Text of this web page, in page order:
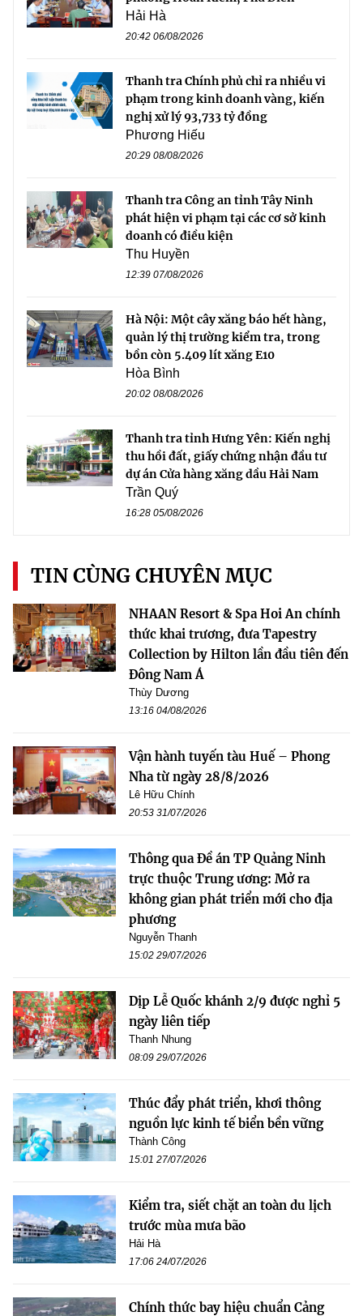
Hải Hà
20:42 06/08/2026
Thanh tra Chính phủ chỉ ra nhiều vi
phạm trong kinh doanh vàng, kiến
nghị xử lý 93,733 tỷ đồng
Phương Hiếu
20:29 08/08/2026
Thanh tra Công an tỉnh Tây Ninh
phát hiện vi phạm tại các cơ sở kinh
doanh có điều kiện
Thu Huyền
12:39 07/08/2026
Hà Nội: Một cây xăng báo hết hàng,
quản lý thị trường kiểm tra, trong
bồn còn 5.409 lít xăng E10
Hòa Bình
20:02 08/08/2026
Thanh tra tỉnh Hưng Yên: Kiến nghị
thu hồi đất, giấy chứng nhận đầu tư
dự án Cửa hàng xăng dầu Hải Nam
Trần Quý
16:28 05/08/2026
TIN CÙNG CHUYÊN MỤC
NHAAN Resort & Spa Hoi An chính
thức khai trương, đưa Tapestry
Collection by Hilton lần đầu tiên đến
Đông Nam Á
Thùy Dương
13:16 04/08/2026
Vận hành tuyến tàu Huế – Phong
Nha từ ngày 28/8/2026
Lê Hữu Chính
20:53 31/07/2026
Thông qua Đề án TP Quảng Ninh
trực thuộc Trung ương: Mở ra
không gian phát triển mới cho địa
phương
Nguyễn Thanh
15:02 29/07/2026
Dịp Lễ Quốc khánh 2/9 được nghỉ 5
ngày liên tiếp
Thanh Nhung
08:09 29/07/2026
Thúc đẩy phát triển, khơi thông
nguồn lực kinh tế biển bền vững
Thành Công
15:01 27/07/2026
Kiểm tra, siết chặt an toàn du lịch
trước mùa mưa bão
Hải Hà
17:06 24/07/2026
Chính thức bay hiệu chuẩn Cảng